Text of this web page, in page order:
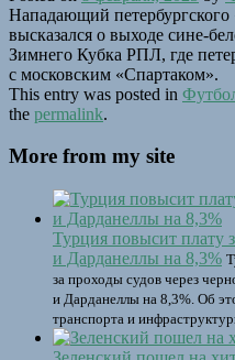
Нападающий
высказался о выходе сине-
Зимнего Кубка РПЛ, где
с московским «Спартаком».
This entry was posted in
the permalink.
More from my site
Турция повысит плату
и Дарданеллы на 8,3%
за проходы cудов через
и Дарданеллы на 8,3%. Об
транспорта и